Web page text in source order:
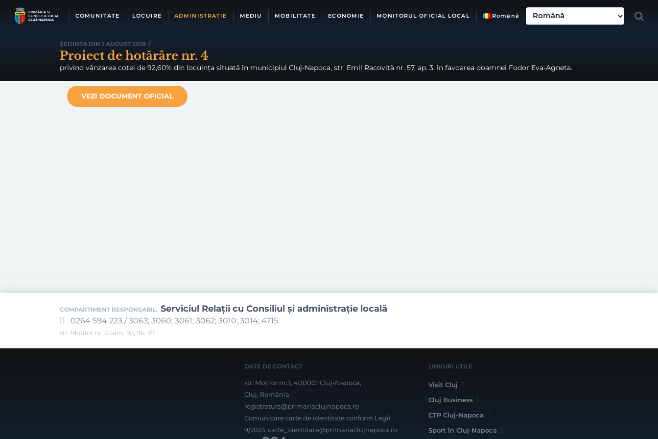
COMUNITATE LOCUIRE ADMINISTRAȚIE MEDIU MOBILITATE ECONOMIE MONITORUL OFICIAL LOCAL Română
ȘEDINȚA DIN 1 AUGUST 2018 /
Proiect de hotărâre nr. 4
privind vânzarea cotei de 92,60% din locuința situată în municipiul Cluj-Napoca, str. Emil Racoviță nr. 57, ap. 3, în favoarea doamnei Fodor Eva-Agneta.
VEZI DOCUMENT OFICIAL
COMPARTIMENT RESPONSABIL: Serviciul Relaţii cu Consiliul şi administraţie locală
0264 594 223 / 3063; 3060; 3061; 3062; 3010; 3014; 4715
str. Moților nr. 3 cam. 95, 96, 97
DATE DE CONTACT
str. Moților nr.3, 400001 Cluj-Napoca,
Cluj, România
registratura@primariaclujnapoca.ro
Comunicare carte de identitate conform Legii
9/2023: carte_identitate@primariaclujnapoca.ro
LINKURI UTILE
Visit Cluj
Cluj Business
CTP Cluj-Napoca
Sport în Cluj-Napoca